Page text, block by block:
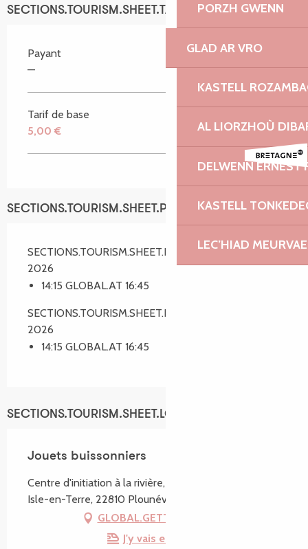
PORZH GWENN
GLAD AR VRO
KASTELL
AL LIORZHOÙ
DELWENN ERNEST
KASTELL
LEC’HIAD
SECTIONS.TOURISM.SHEET.TARIFFS.TARIFFS
Payant
—
Tarif de base
5,00 €
SECTIONS.TOURISM.SHEET.PERIODS.SCHEDULES
SECTIONS.TOURISM.SHEET.PERIODS.ON 21 juillet
2026
14:15 GLOBAL.AT 16:45
SECTIONS.TOURISM.SHEET.PERIODS.ON 11 août
2026
14:15 GLOBAL.AT 16:45
SECTIONS.TOURISM.SHEET.LOCATION
Jouets buissonniers
Centre d'initiation à la rivière, 2 rue Cst Mond, Belle-
Isle-en-Terre, 22810 Plounévez-Moëdec
GLOBAL.GETTING_THERE
J'y vais en train !